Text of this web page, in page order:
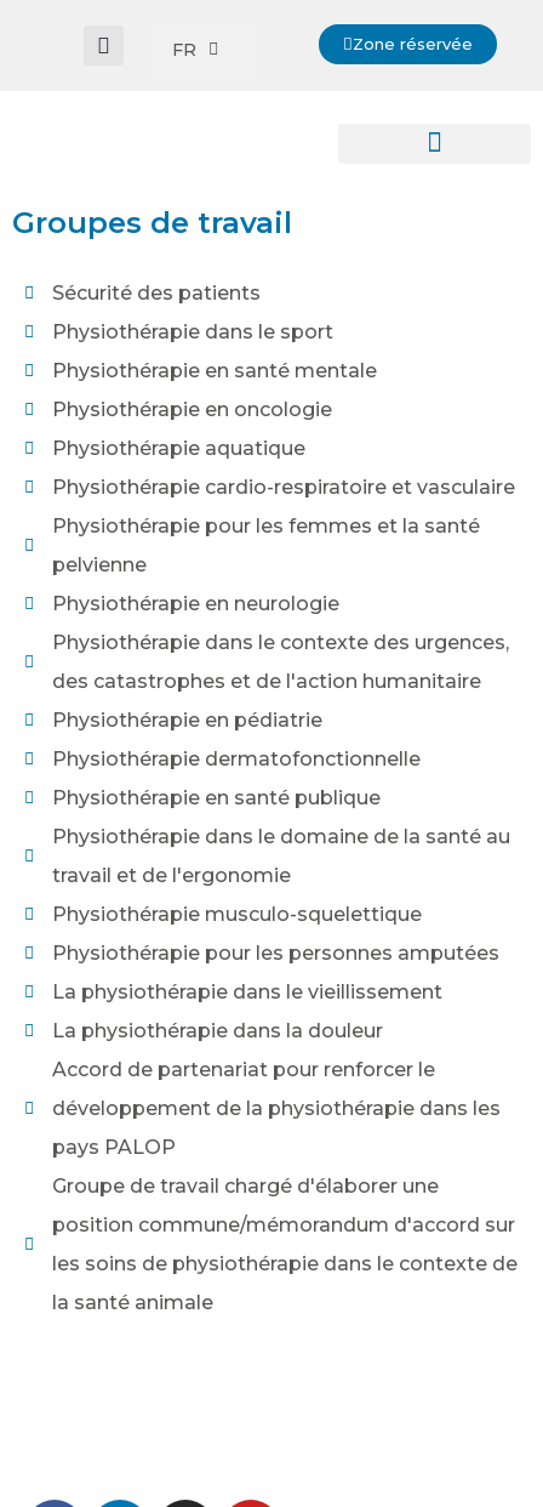
FR Zone réservée
Groupes de travail
Sécurité des patients
Physiothérapie dans le sport
Physiothérapie en santé mentale
Physiothérapie en oncologie
Physiothérapie aquatique
Physiothérapie cardio-respiratoire et vasculaire
Physiothérapie pour les femmes et la santé
pelvienne
Physiothérapie en neurologie
Physiothérapie dans le contexte des urgences,
des catastrophes et de l'action humanitaire
Physiothérapie en pédiatrie
Physiothérapie dermatofonctionnelle
Physiothérapie en santé publique
Physiothérapie dans le domaine de la santé au
travail et de l'ergonomie
Physiothérapie musculo-squelettique
Physiothérapie pour les personnes amputées
La physiothérapie dans le vieillissement
La physiothérapie dans la douleur
Accord de partenariat pour renforcer le
développement de la physiothérapie dans les
pays PALOP
Groupe de travail chargé d'élaborer une
position commune/mémorandum d'accord sur
les soins de physiothérapie dans le contexte de
la santé animale